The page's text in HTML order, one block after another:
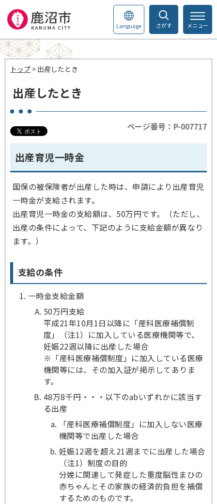
さがす
Language メニュー
トップ > 出産したとき
出産したとき
ページ番号：P-007717
出産育児一時金
国保の被保険者が出産した時は、申請により出産育児
一時金が支給されます。
出産育児一時金の支給額は、50万円です。（ただし、
出産の条件によって、下記のように支給金額が異なり
ます。）
支給の条件
一時金支給金額
50万円支給
平成21年10月1日以降に「産科医療補償制
度」（注1）に加入している医療機関等で、
妊娠22週以降に出産した場合
※「産科医療補償制度」に加入している医療
機関等には、その加入証が掲示してありま
す。
48万8千円・・・以下のabいずれかに該当す
る出産
「産科医療補償制度」に加入しない医療
機関等で出産した場合
妊娠12週を超え21週までに出産した場合
（注1）制度の目的
分娩に関連して発症した重度脳性まひの
赤ちゃんとその家族の経済的負担を補償
するためのものです。